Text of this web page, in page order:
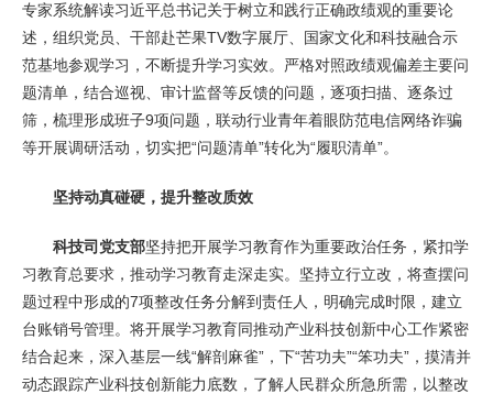
专家系统解读习近平总书记关于树立和践行正确政绩观的重要论
述，组织党员、干部赴芒果TV数字展厅、国家文化和科技融合示
范基地参观学习，不断提升学习实效。严格对照政绩观偏差主要问
题清单，结合巡视、审计监督等反馈的问题，逐项扫描、逐条过
筛，梳理形成班子9项问题，联动行业青年着眼防范电信网络诈骗
等开展调研活动，切实把“问题清单”转化为“履职清单”。
坚持动真碰硬，提升整改质效
科技司党支部坚持把开展学习教育作为重要政治任务，紧扣学
习教育总要求，推动学习教育走深走实。坚持立行立改，将查摆问
题过程中形成的7项整改任务分解到责任人，明确完成时限，建立
台账销号管理。将开展学习教育同推动产业科技创新中心工作紧密
结合起来，深入基层一线“解剖麻雀”，下“苦功夫”“笨功夫”，摸清并
动态跟踪产业科技创新能力底数，了解人民群众所急所需，以整改